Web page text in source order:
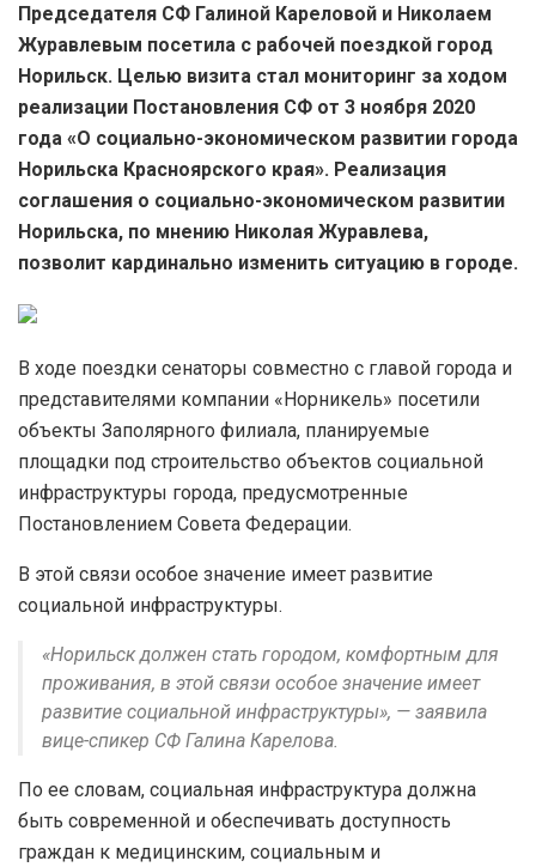
Председателя СФ Галиной Кареловой и Николаем
Журавлевым посетила с рабочей поездкой город
Норильск. Целью визита стал мониторинг за ходом
реализации Постановления СФ от 3 ноября 2020
года «О социально-экономическом развитии города
Норильска Красноярского края». Реализация
соглашения о социально-экономическом развитии
Норильска, по мнению Николая Журавлева,
позволит кардинально изменить ситуацию в городе.
В ходе поездки сенаторы совместно с главой города и
представителями компании «Норникель» посетили
объекты Заполярного филиала, планируемые
площадки под строительство объектов социальной
инфраструктуры города, предусмотренные
Постановлением Совета Федерации.
В этой связи особое значение имеет развитие
социальной инфраструктуры.
«Норильск должен стать городом, комфортным для
проживания, в этой связи особое значение имеет
развитие социальной инфраструктуры», — заявила
вице-спикер СФ Галина Карелова.
По ее словам, социальная инфраструктура должна
быть современной и обеспечивать доступность
граждан к медицинским, социальным и